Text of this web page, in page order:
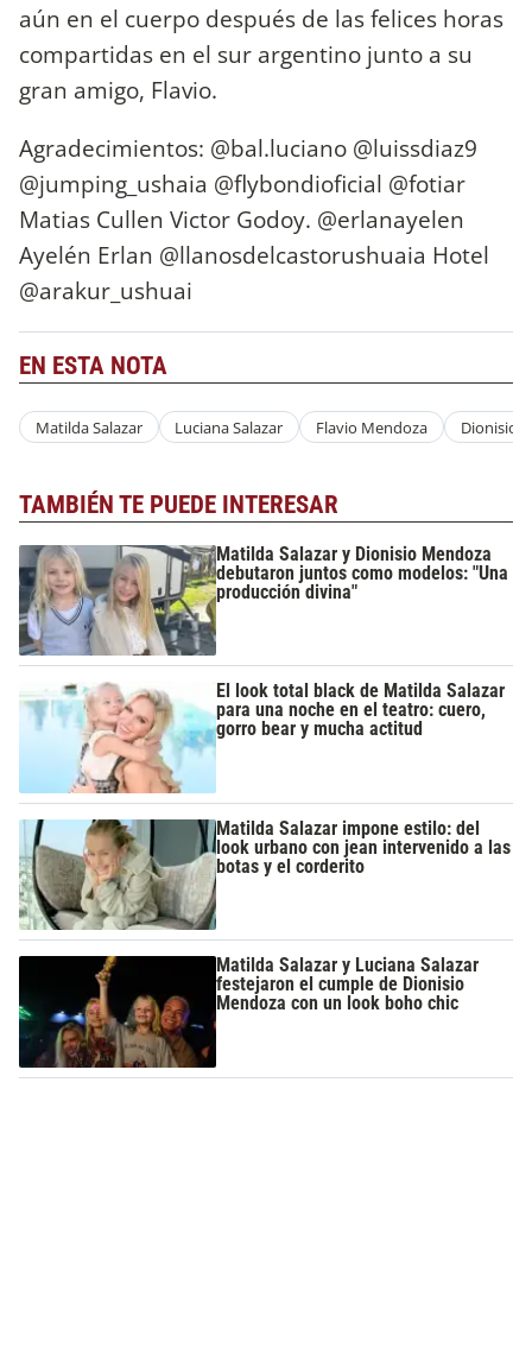
aún en el cuerpo después de las felices horas
compartidas en el sur argentino junto a su
gran amigo, Flavio.
Agradecimientos: @bal.luciano @luissdiaz9
@jumping_ushaia @flybondioficial @fotiar
Matias Cullen Victor Godoy. @erlanayelen
Ayelén Erlan @llanosdelcastorushuaia Hotel
@arakur_ushuai
EN ESTA NOTA
Matilda Salazar Luciana Salazar Flavio Mendoza Dionisio
TAMBIÉN TE PUEDE INTERESAR
Matilda Salazar y Dionisio Mendoza
debutaron juntos como modelos: "Una
producción divina"
El look total black de Matilda Salazar
para una noche en el teatro: cuero,
gorro bear y mucha actitud
Matilda Salazar impone estilo: del
look urbano con jean intervenido a las
botas y el corderito
Matilda Salazar y Luciana Salazar
festejaron el cumple de Dionisio
Mendoza con un look boho chic